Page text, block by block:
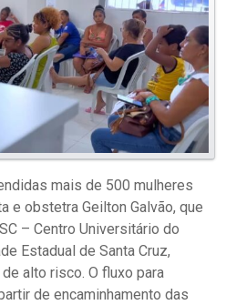
mais de 500 mulheres
e obstetra Geilton Galvão, que
– Centro Universitário do
Estadual de Santa Cruz,
alto risco. O fluxo para
de encaminhamento das